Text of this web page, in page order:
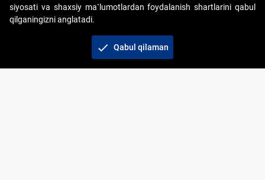
+998 71 202-21-11
siyosati va shaxsiy ma`lumotlardan foydalanish shartlarini qabul
qilganingizni anglatadi.
check Qabul qilaman